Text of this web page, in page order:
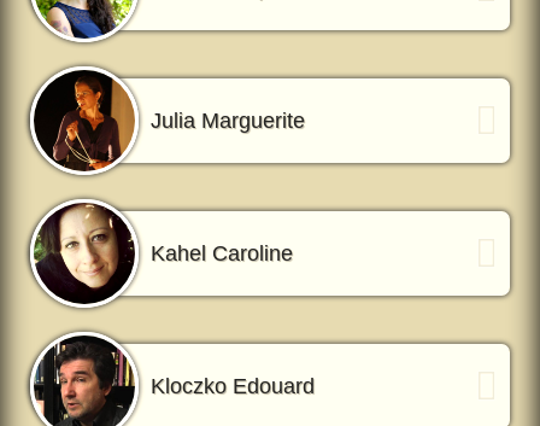
Julia Marguerite
Kahel Caroline
Kloczko Edouard